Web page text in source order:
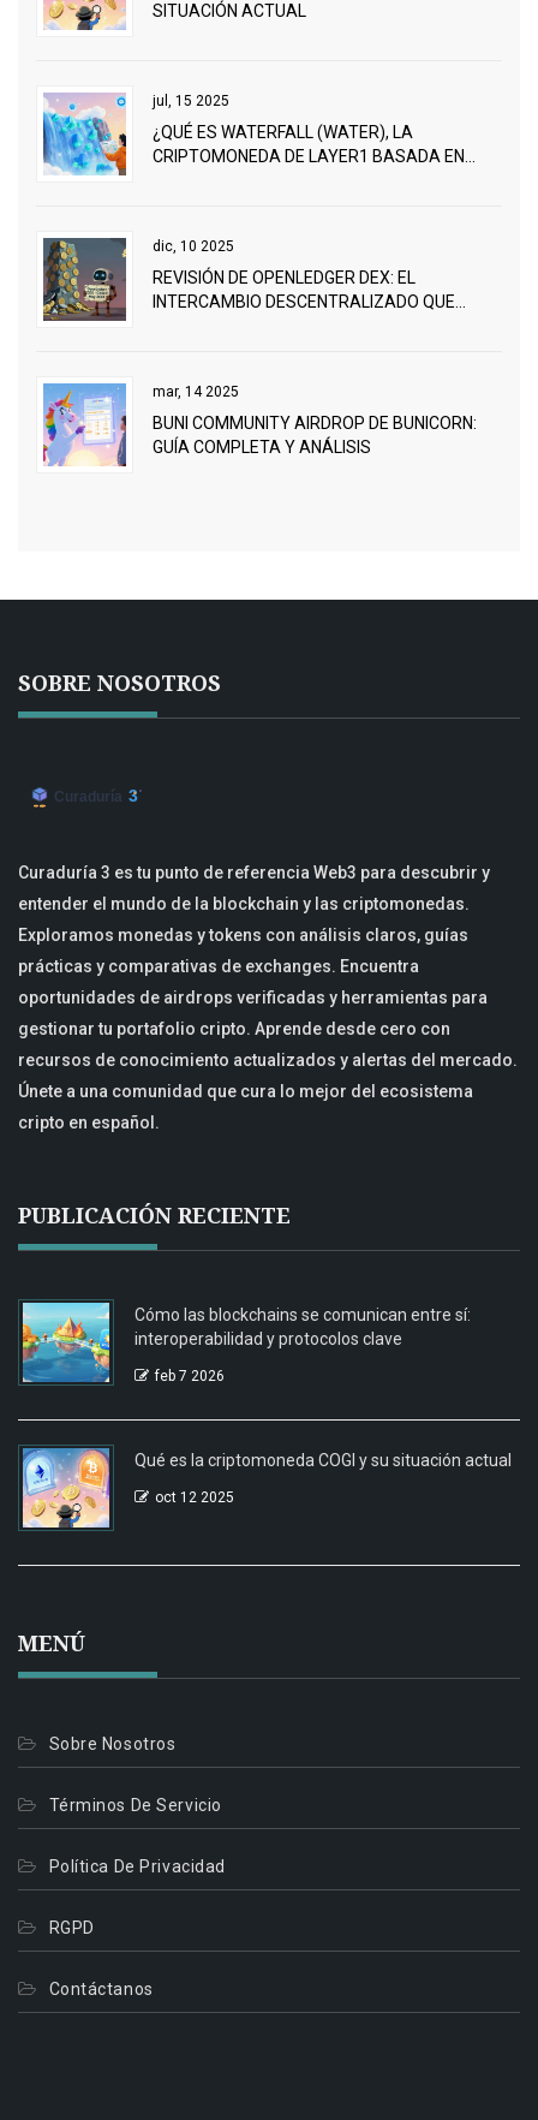
SITUACIÓN ACTUAL
jul, 15 2025
¿QUÉ ES WATERFALL (WATER), LA
CRIPTOMONEDA DE LAYER1 BASADA EN
dic, 10 2025
REVISIÓN DE OPENLEDGER DEX: EL
INTERCAMBIO DESCENTRALIZADO QUE
mar, 14 2025
BUNI COMMUNITY AIRDROP DE BUNICORN:
GUÍA COMPLETA Y ANÁLISIS
SOBRE NOSOTROS
Curaduría 3 es tu punto de referencia Web3 para descubrir y
entender el mundo de la blockchain y las criptomonedas.
Exploramos monedas y tokens con análisis claros, guías
prácticas y comparativas de exchanges. Encuentra
oportunidades de airdrops verificadas y herramientas para
gestionar tu portafolio cripto. Aprende desde cero con
recursos de conocimiento actualizados y alertas del mercado.
Únete a una comunidad que cura lo mejor del ecosistema
cripto en español.
PUBLICACIÓN RECIENTE
Cómo las blockchains se comunican entre sí:
interoperabilidad y protocolos clave
feb 7 2026
Qué es la criptomoneda COGI y su situación actual
oct 12 2025
MENÚ
Sobre Nosotros
Términos De Servicio
Política De Privacidad
RGPD
Contáctanos